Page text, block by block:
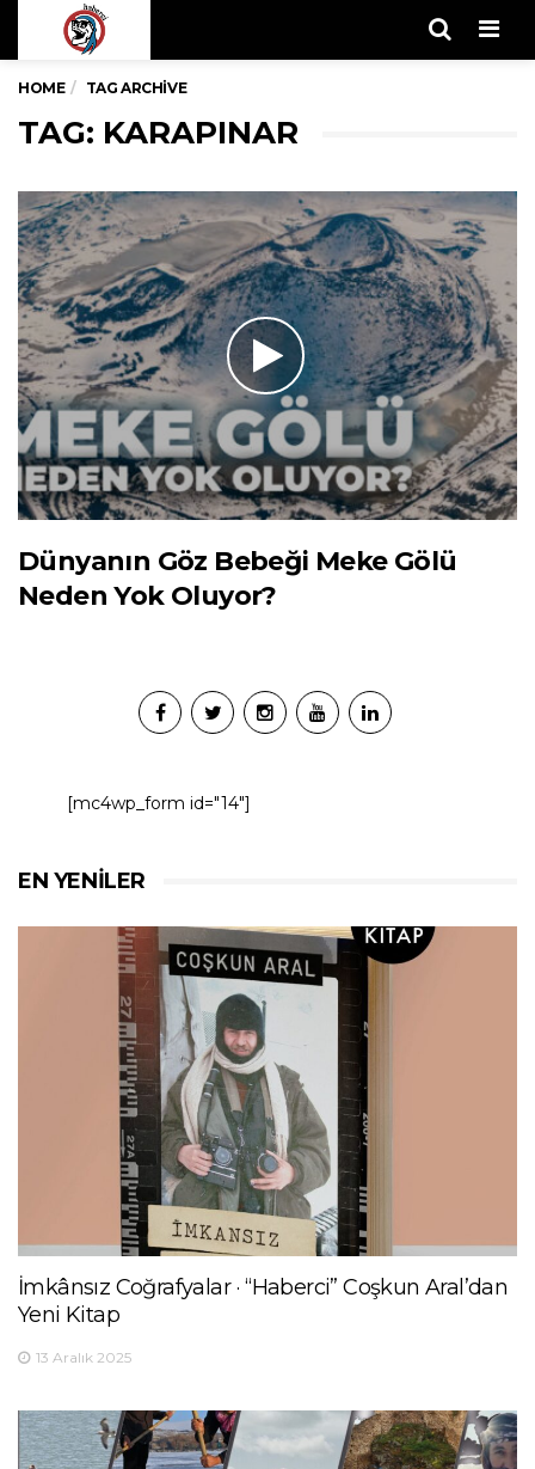
HOME TAG ARCHIVE
TAG: KARAPINAR
Dünyanın Göz Bebeği Meke Gölü
Neden Yok Oluyor?
[mc4wp_form id="14"]
EN YENILER
İmkânsız Coğrafyalar · “Haberci” Coşkun Aral’dan
Yeni Kitap
13 Aralık 2025